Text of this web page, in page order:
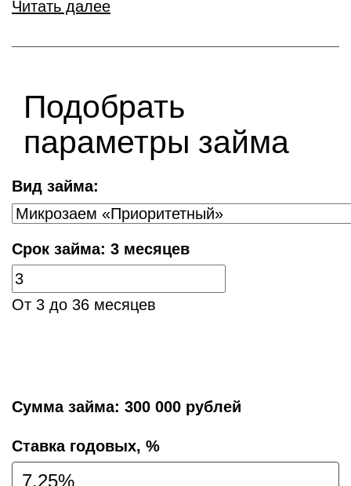
Читать далее
Подобрать
параметры займа
Вид займа:
Срок займа: 3 месяцев
От 3 до 36 месяцев
Сумма займа: 300 000 рублей
Cтавка годовых, %